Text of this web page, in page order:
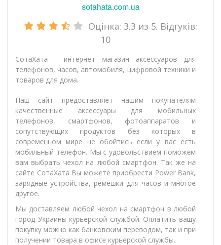
sotahata.com.ua
Оцінка: 3.3 из 5. Відгуків:
10
СотаХата - интернет магазин аксессуаров для
телефонов, часов, автомобиля, цифровой техники и
товаров для дома.
Наш сайт предоставляет нашим покупателям
качественные аксессуары для мобильных
телефонов, смартфонов, фотоаппаратов и
сопутствующих продуктов без которых в
современном мире не обойтись если у вас есть
мобильный телефон. Мы с удовольствием поможем
вам выбрать чехол на любой смартфон. Так же на
сайте СотаХата Вы можете приобрести Power Bank,
зарядные устройства, ремешки для часов и многое
другое.
Мы доставляем любой чехол на смартфон в любой
город Украины курьерской службой. Оплатить вашу
покупку можно как банковским переводом, так и при
получении товара в офисе курьерской службы.